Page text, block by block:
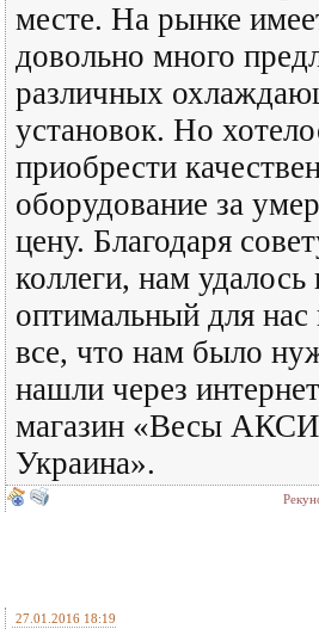
месте. На рынке
довольно много
различных
установок. Но
приобрести
оборудование за
цену. Благодаря
коллеги, нам удалось
оптимальный для нас
все, что нам было
нашли через
магазин «Весы
Украина».
27.01.2016 18:19